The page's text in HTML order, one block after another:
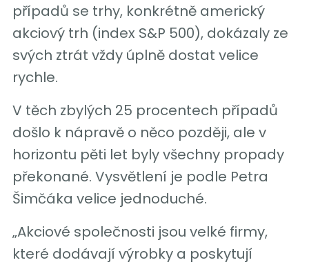
případů se trhy, konkrétně americký
akciový trh (index S&P 500), dokázaly ze
svých ztrát vždy úplně dostat velice
rychle.
V těch zbylých 25 procentech případů
došlo k nápravě o něco později, ale v
horizontu pěti let byly všechny propady
překonané. Vysvětlení je podle Petra
Šimčáka velice jednoduché.
„Akciové společnosti jsou velké firmy,
které dodávají výrobky a poskytují